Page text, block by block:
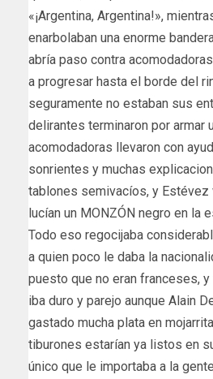
«¡Argentina, Argentina!»,
enarbolaban una enorme
abría paso contra
a progresar hasta el borde del
seguramente no estaban sus
delirantes terminaron por armar
acomodadoras llevaron con
sonrientes y muchas
tablones semivacíos, y Estévez
lucían un MONZÓN negro en la
Todo eso regocijaba
a quien poco le daba la
puesto que no eran franceses,
iba duro y parejo aunque Alain
gastado mucha plata en
tiburones estarían ya listos en
único que le importaba a la